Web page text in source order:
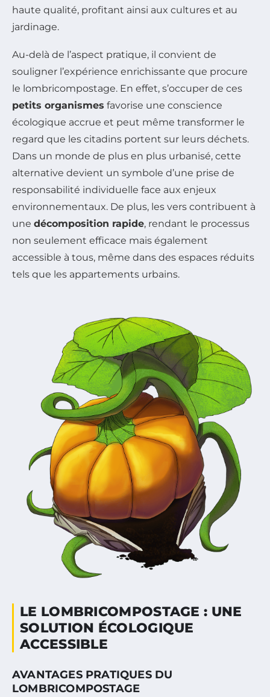
haute qualité, profitant ainsi aux cultures et au
jardinage.
Au-delà de l’aspect pratique, il convient de
souligner l’expérience enrichissante que procure
le lombricompostage. En effet, s’occuper de ces
petits organismes favorise une conscience
écologique accrue et peut même transformer le
regard que les citadins portent sur leurs déchets.
Dans un monde de plus en plus urbanisé, cette
alternative devient un symbole d’une prise de
responsabilité individuelle face aux enjeux
environnementaux. De plus, les vers contribuent à
une décomposition rapide, rendant le processus
non seulement efficace mais également
accessible à tous, même dans des espaces réduits
tels que les appartements urbains.
LE LOMBRICOMPOSTAGE : UNE
SOLUTION ÉCOLOGIQUE
ACCESSIBLE
AVANTAGES PRATIQUES DU
LOMBRICOMPOSTAGE